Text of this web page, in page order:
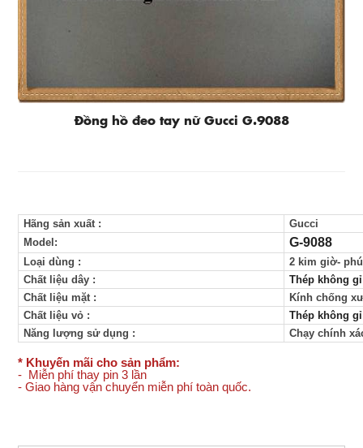
Đồng hồ đeo tay nữ Gucci G.9088
Hãng sản xuất :
Gucci
Model:
G-9088
Loại dùng :
2 kim giờ-
Chất liệu dây :
Thép không gỉ
Chất liệu mặt :
Kính chống
Chất liệu vỏ :
Thép không gỉ
Năng lượng sử dụng : Chạy chính
* Khuyến mãi cho sản phẩm:
- Miễn phí thay pin 3 lần
- Giao hàng vận chuyển miễn phí toàn quốc.